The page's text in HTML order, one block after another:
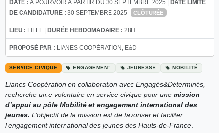
DATE : À POURVOIR À PARTIR DU 30 SEPTEMBRE 2025 | DATE LIMITE
DE CANDIDATURE : 30 SEPTEMBRE 2025 CLÔTURÉE
LIEU : LILLE | DURÉE HEBDOMADAIRE : 28H
PROPOSÉ PAR : LIANES COOPÉRATION, E&D
SERVICE CIVIQUE ENGAGEMENT JEUNESSE MOBILITÉ
Lianes Coopération en collaboration avec Engagés&Déterminés,
recherche un.e volontaire en service civique pour une mission
d’appui au pôle Mobilité et engagement international des
jeunes. L’objectif de la mission est de favoriser et faciliter
l’engagement international des jeunes des Hauts-de-France.